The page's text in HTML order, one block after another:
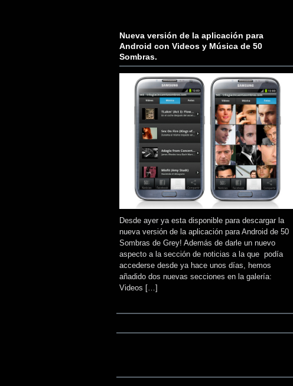
Nueva versión de la aplicación para
Android con Videos y Música de 50
Sombras.
Desde ayer ya esta disponible para descargar la
nueva versión de la aplicación para Android de 50
Sombras de Grey! Además de darle un nuevo
aspecto a la sección de noticias a la que podía
accederse desde ya hace unos días, hemos
añadido dos nuevas secciones en la galería:
Videos […]